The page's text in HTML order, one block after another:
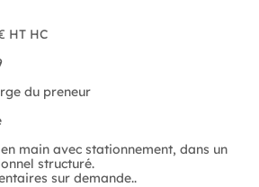
HT HC
du preneur
main avec stationnement, dans un
structuré.
sur demande..